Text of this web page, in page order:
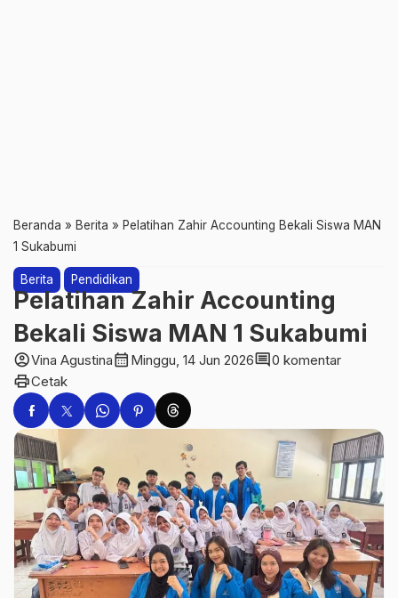
Beranda » Berita » Pelatihan Zahir Accounting Bekali Siswa MAN
1 Sukabumi
Berita Pendidikan
Pelatihan Zahir Accounting
Bekali Siswa MAN 1 Sukabumi
account_circleVina Agustinacalendar_month Minggu, 14 Jun 2026comment0 komentar
printCetak